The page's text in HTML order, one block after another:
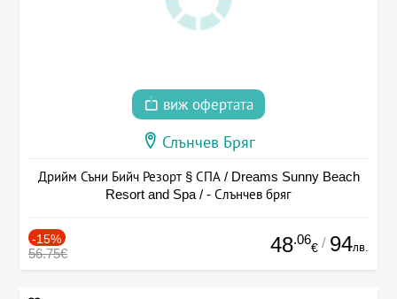
виж офертата
Слънчев Бряг
Дрийм Съни Бийч Резорт § СПА / Dreams Sunny Beach
Resort and Spa / - Слънчев бряг
-15%
56.75€ 48.06
€ / 94лв.